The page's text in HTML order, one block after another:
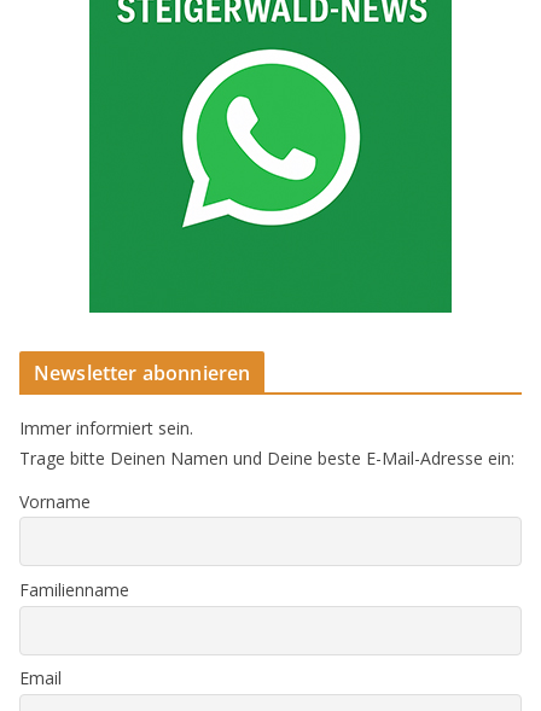
Newsletter abonnieren
Immer informiert sein.
Trage bitte Deinen Namen und Deine beste E-Mail-Adresse ein:
Vorname
Familienname
Email